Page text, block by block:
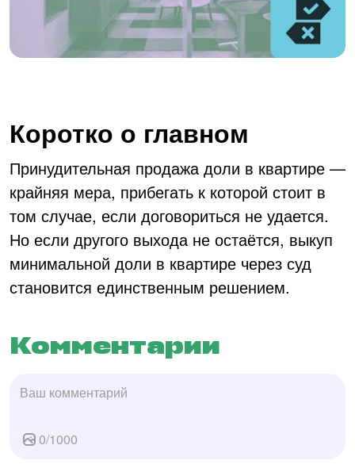
Коротко о главном
Принудительная продажа доли в квартире —
крайняя мера, прибегать к которой стоит в
том случае, если договориться не удается.
Но если другого выхода не остаётся, выкуп
минимальной доли в квартире через суд
становится единственным решением.
Комментарии
0/1000